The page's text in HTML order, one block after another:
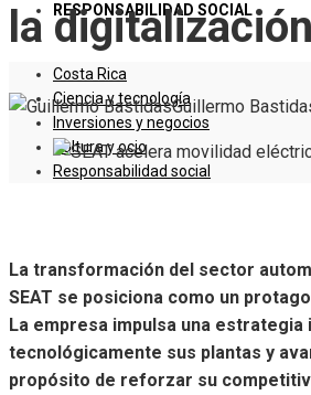
RESPONSABILIDAD SOCIAL
Costa Rica
Ciencia y tecnología
Inversiones y negocios
Cultura y ocio
Responsabilidad social
la
Guillermo
La transformación del sector
SEAT se posiciona como un
La empresa impulsa una
tecnológicamente sus plantas y
propósito de reforzar su